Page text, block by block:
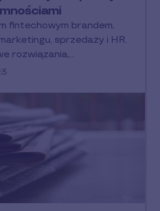
fintechowym brandem,
sprzedaży i HR.
rozwiązania,…